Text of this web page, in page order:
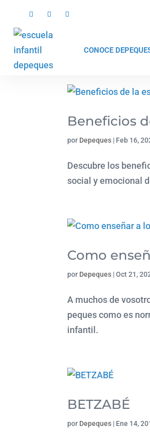
CONOCE
Beneficios
por Depeques | Feb 16,
Descubre los
social y emocional
Como
por Depeques |Oct 21,
A muchos de
peques como es
infantil.
BETZABÉ
por Depeques | Ene 14,